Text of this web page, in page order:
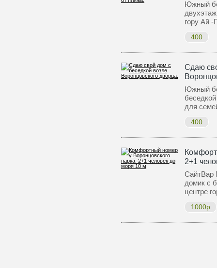
Южный
гору Ай
400
Сдаю
Южный
для
400
2+1
СайтВар
домик с
центре
1000р